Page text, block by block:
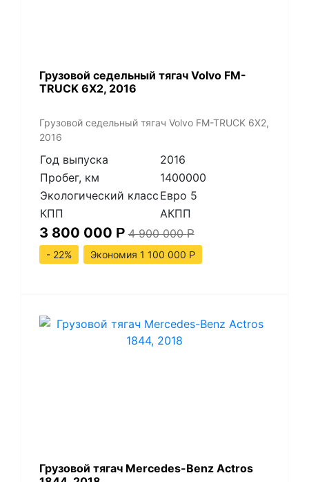
​Грузовой седельный тягач Volvo FM-
TRUCK 6X2, 2016
​Грузовой седельный тягач Volvo FM-TRUCK 6X2,
2016
Год выпуска
2016
Пробег, км
1400000
Экологический класс Евро 5
КПП
АКПП
3 800 000 Р 4 900 000Р
- 22%
Экономия 1 100 000 Р
Грузовой тягач Mercedes-Benz Actros